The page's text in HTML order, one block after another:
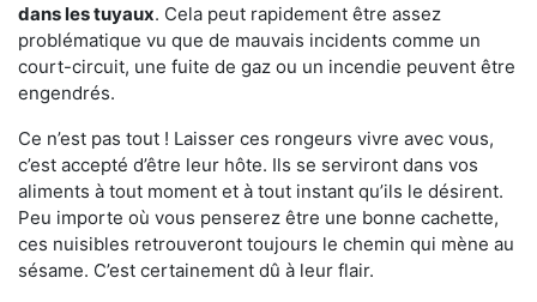
dans les tuyaux. Cela peut rapidement être assez
problématique vu que de mauvais incidents comme un
court-circuit, une fuite de gaz ou un incendie peuvent être
engendrés.
Ce n’est pas tout ! Laisser ces rongeurs vivre avec vous,
c’est accepté d’être leur hôte. Ils se serviront dans vos
aliments à tout moment et à tout instant qu’ils le désirent.
Peu importe où vous penserez être une bonne cachette,
ces nuisibles retrouveront toujours le chemin qui mène au
sésame. C’est certainement dû à leur flair.